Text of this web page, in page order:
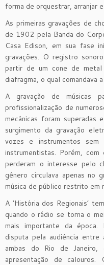
forma de orquestrar, arranjar
As primeiras gravações de
de 1902 pela Banda do
Casa Edison, em sua fase
gravações. O registro
partir de um cone de
diafragma, o qual comandava
A gravação de músicas
profissionalização de
mecânicas foram
surgimento da gravação
vozes e instrumentos
instrumentistas. Porém,
perderam o interesse pelo
gênero circulava apenas no
música de público restrito em
A ‘História dos Regionais’
quando o rádio se torna o
mais importante da época.
disputa pela audiência
ambas do Rio de
apresentação de